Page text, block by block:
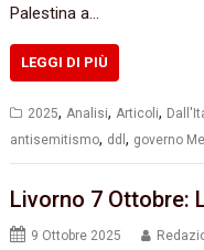
Palestina a…
LEGGI DI PIÙ
2025, Analisi, Articoli,
antisemitismo, ddl, governo
Livorno 7 Ottobre:
9 Ottobre 2025